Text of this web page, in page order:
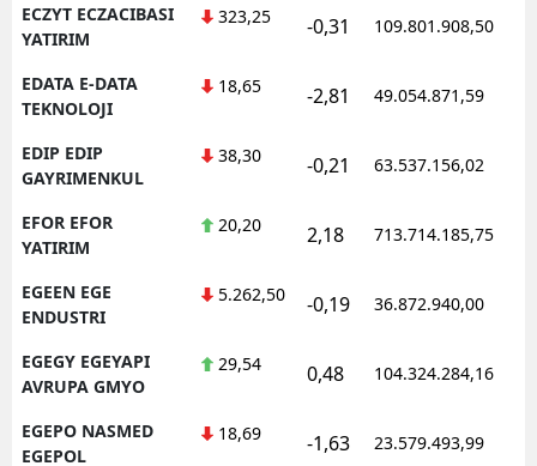
ECZYT ECZACIBASI
YATIRIM
323,25 -0,31 109.801.908,50
EDATA E-DATA
TEKNOLOJI
18,65 -2,81 49.054.871,59
EDIP EDIP
GAYRIMENKUL
38,30 -0,21 63.537.156,02
EFOR EFOR
YATIRIM
20,20 2,18 713.714.185,75
EGEEN EGE
ENDUSTRI
5.262,50 -0,19 36.872.940,00
EGEGY EGEYAPI
AVRUPA GMYO
29,54 0,48 104.324.284,16
EGEPO NASMED
EGEPOL
18,69 -1,63 23.579.493,99